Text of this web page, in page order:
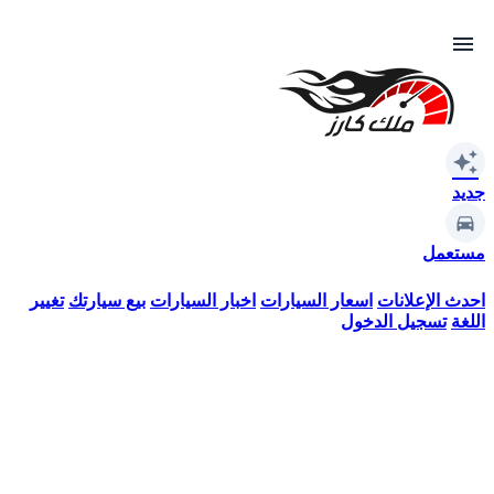
menu
auto_awesome
جديد
مستعمل
احدث الإعلانات اسعار السيارات اخبار السيارات بيع سيارتك تغيير
اللغة تسجيل الدخول